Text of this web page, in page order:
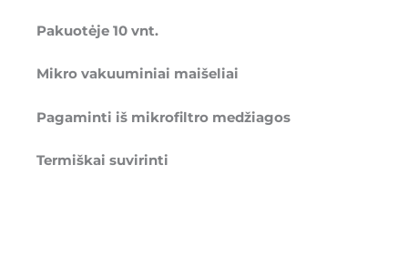
vnt.)
Pakuotėje 10 vnt.
Mikro vakuuminiai maišeliai
Pagaminti iš mikrofiltro medžiagos
Termiškai suvirinti